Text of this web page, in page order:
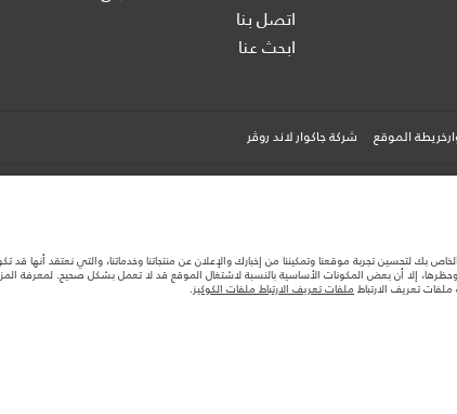
اتصل بنا
ابحث عنا
الموقع شركة جاكوار لاند روڤر
بدون إشعار مسبق. الرجاء التواصل مع وكيلنا المحلي للتأكد من توفّرها والتحقق من الأسعار.
الفعلي للمركبة عن ذلك المتحقق في تلك الاختبارات كما أن هذه الأرقام بغرض المقارنة فحسب.
وتوفر الخيارات وتوقيتات التصاميم. هذا ظرف ديناميكي للغاية، ونتيجة لذلك، قد لا تمثّل
بك لتحسين تجربة موقعنا وتمكيننا من إخبارك والإعلان عن منتجاتنا وخدماتنا، والتي نعتقد
إلا أن بعض المكونات الأساسية بالنسبة لاشتغال الموقع قد لا تعمل بشكل صحيح. لمعرفة
تعريف الارتباط ملفات تعريف الارتباط ملفات الكوكيز.